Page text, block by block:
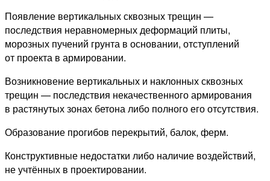
Появление вертикальных сквозных трещин —
последствия неравномерных деформаций плиты,
морозных пучений грунта в основании, отступлений
от проекта в армировании.
Возникновение вертикальных и наклонных сквозных
трещин — последствия некачественного армирования
в растянутых зонах бетона либо полного его отсутствия.
Образование прогибов перекрытий, балок, ферм.
Конструктивные недостатки либо наличие воздействий,
не учтённых в проектировании.